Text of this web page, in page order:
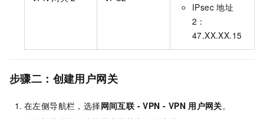
IPsec 地址
2：
47.XX.XX.15
步骤二：创建用户网关
在左侧导航栏，选择网间互联 - VPN - VPN 用户网关。